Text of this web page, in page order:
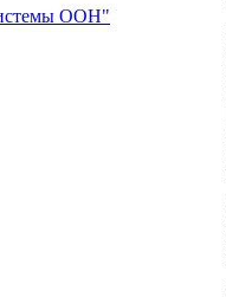
ООН"